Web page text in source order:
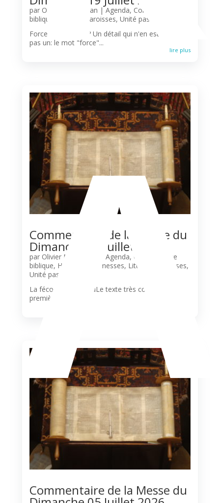
A
par Olivier N'Guessan |Agenda, Commentaire
biblique
Paroisses, Unité pastorale
Force ou faiblesse? Un détail qui n'en est peut-être
pas un: le mot "force"...
lire plus
Commentaire de la Messe du
Dimanche 12 Juillet 2026
par Olivier N'Guessan Agenda, Commentaire
biblique, Horaires des messes, Liturgie Paroisses,
Unité pastorale
La fécondité de DieuLe texte très court de la
première lecture, tiré du...
Commentaire de la Messe du